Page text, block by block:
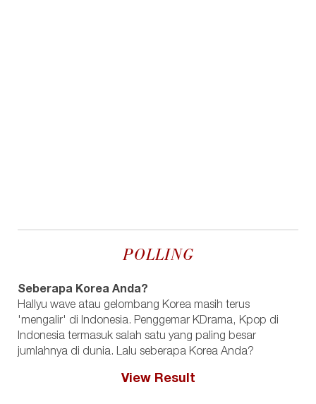
POLLING
Seberapa Korea Anda?
Hallyu wave atau gelombang Korea masih terus
'mengalir' di Indonesia. Penggemar KDrama, Kpop di
Indonesia termasuk salah satu yang paling besar
jumlahnya di dunia. Lalu seberapa Korea Anda?
View Result